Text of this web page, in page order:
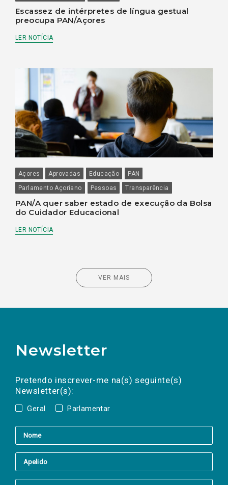
Escassez de intérpretes de língua gestual
preocupa PAN/Açores
LER NOTÍCIA
Açores Aprovadas Educação
PAN
Parlamento Açoriano
Pessoas Transparência
PAN/A quer saber estado de execução da Bolsa
do Cuidador Educacional
LER NOTÍCIA
VER MAIS
Newsletter
Pretendo inscrever-me na(s) seguinte(s)
Newsletter(s):
Geral Parlamentar
a(s) newsletter(s).
mail